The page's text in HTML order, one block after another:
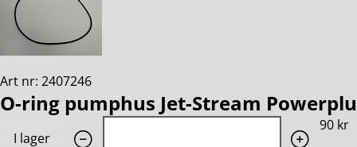
Art nr: 2407246
O-ring pumphus Jet-Stream
I lager
90 kr